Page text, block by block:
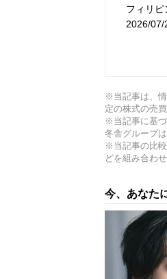
フィリ
2026/07/
成長率
電気代
する残酷
※当記事は、
定の株式の売
※当記事に基
冬舎グループ
※当記事の比
どを組み合わ
今、あなた